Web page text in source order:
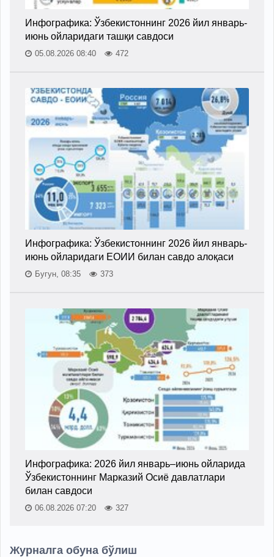
Инфографика: Ўзбекистоннинг 2026 йил январь-
июнь ойларидаги ташқи савдоси
05.08.2026 08:40 472
Инфографика: Ўзбекистоннинг 2026 йил январь-
июнь ойларидаги ЕОИИ билан савдо алоқаси
Бугун, 08:35 373
Инфографика: 2026 йил январь–июнь ойларида
Ўзбекистоннинг Марказий Осиё давлатлари
билан савдоси
06.08.2026 07:20 327
Журналга обуна бўлиш